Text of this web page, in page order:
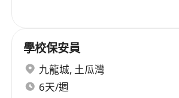
學校保安員
九龍城, 土瓜灣
6天/週